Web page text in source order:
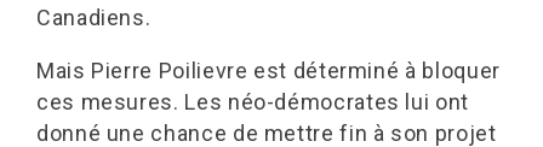
Canadiens.
Mais Pierre Poilievre est déterminé à bloquer
ces mesures. Les néo-démocrates lui ont
donné une chance de mettre fin à son projet